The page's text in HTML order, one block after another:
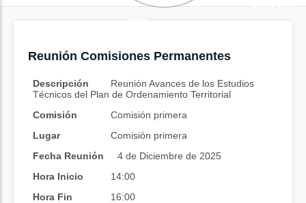
Reunión Comisiones Permanentes
Descripción
Reunión Avances de los Estudios
Técnicos del Plan de Ordenamiento Territorial
Comisión
Comisión primera
Lugar
Comisión primera
Fecha Reunión
4 de Diciembre de 2025
Hora Inicio
14:00
Hora Fin
16:00